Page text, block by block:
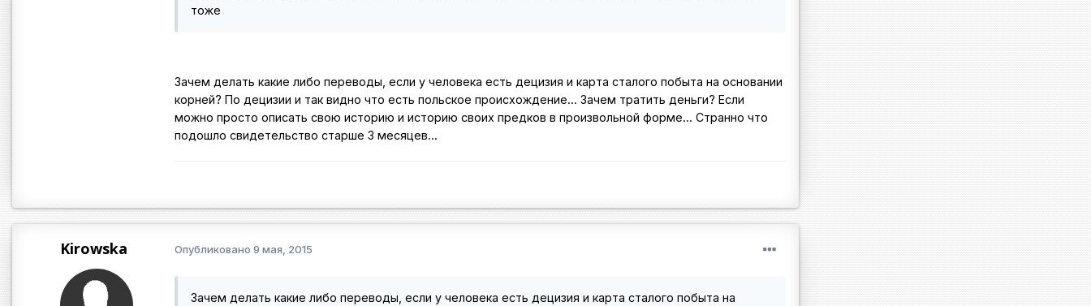
тоже
Зачем делать какие либо переводы, если у человека есть децизия и карта сталого побыта на основании
корней? По децизии и так видно что есть польское происхождение... Зачем тратить деньги? Если
можно просто описать свою историю и историю своих предков в произвольной форме... Странно что
подошло свидетельство старше 3 месяцев...
Kirowska Опубликовано 9 мая, 2015
Зачем делать какие либо переводы, если у человека есть децизия и карта сталого побыта на